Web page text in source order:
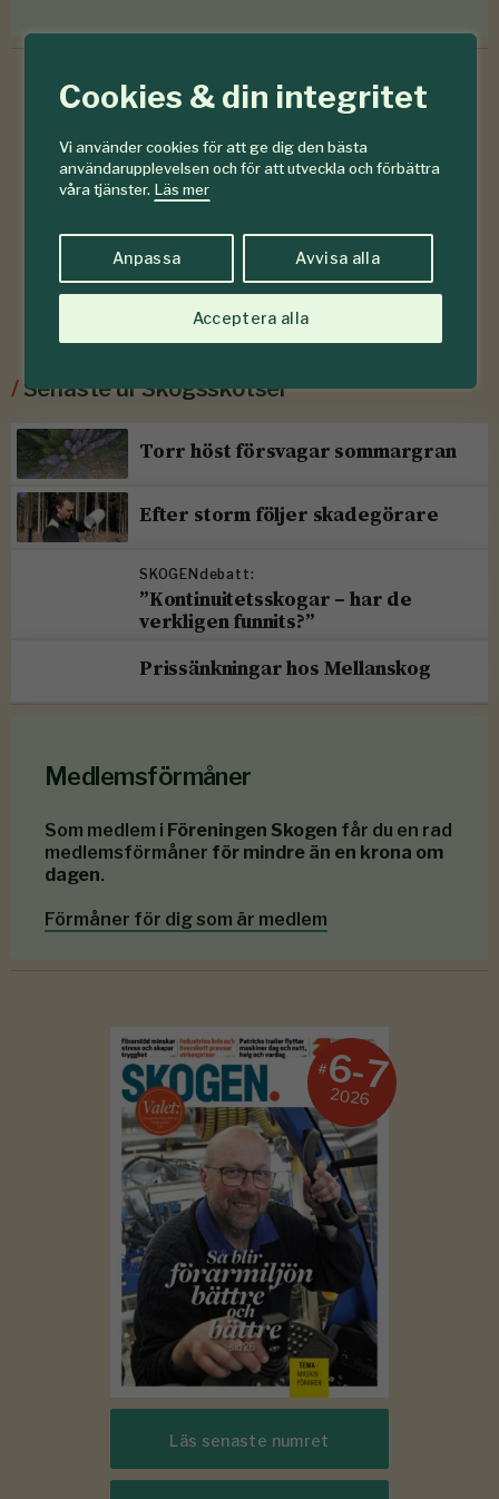
Cookies & din integritet
Vi använder cookies för att ge dig den bästa
användarupplevelsen och för att utveckla och förbättra
våra tjänster. Läs mer
Anpassa Avvisa alla
Acceptera alla
/Senaste ur Skogsskötsel
Torr höst försvagar sommargran
Efter storm följer skadegörare
SKOGENdebatt:
”Kontinuitetsskogar – har de
verkligen funnits?”
Prissänkningar hos Mellanskog
Medlemsförmåner
Som medlem i Föreningen Skogen får du en rad
medlemsförmåner för mindre än en krona om
dagen.
Förmåner för dig som är medlem
#6-7
2026
Läs senaste numret